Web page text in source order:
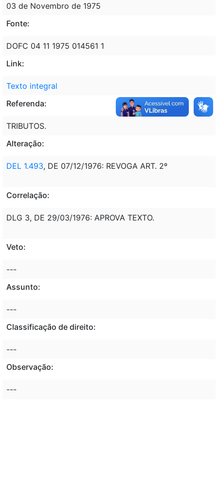
03 de Novembro de 1975
Fonte:
DOFC 04 11 1975 014561 1
Link:
Texto integral
Referenda:
TRIBUTOS.
Alteração:
DEL 1.493, DE 07/12/1976: REVOGA ART. 2º
Correlação:
DLG 3, DE 29/03/1976: APROVA TEXTO.
Veto:
---
Assunto:
---
Classificação de direito:
---
Observação:
---